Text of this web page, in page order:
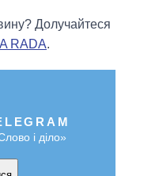
Долучайтеся
RADA.
і діло»